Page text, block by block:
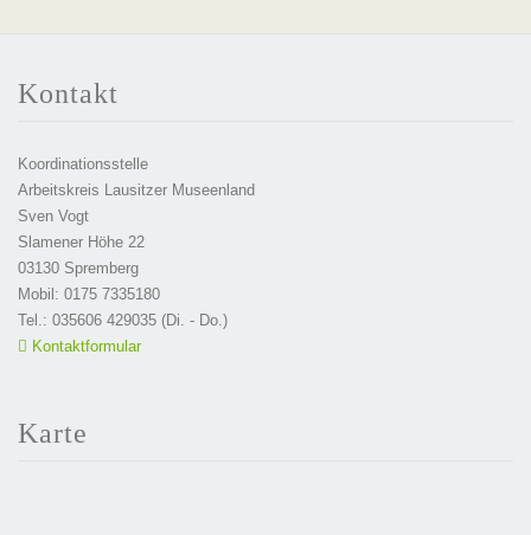
Kontakt
Koordinationsstelle
Arbeitskreis Lausitzer Museenland
Sven Vogt
Slamener Höhe 22
03130 Spremberg
Mobil: 0175 7335180
Tel.: 035606 429035 (Di. - Do.)
Kontaktformular
Karte